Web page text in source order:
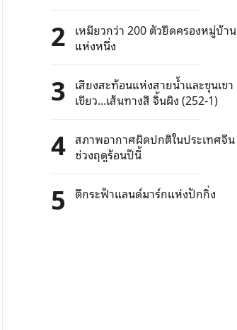
2 เหมียวกว่า 200 ตัวยึดครองหมู่บ้าน
แห่งหนึ่ง
3 เสียงสะท้อนแห่งสายน้ำและขุนเขา
เขียว...เส้นทางสี จิ้นผิง (252-1)
4 สภาพอากาศผิดปกติในประเทศจีน
ช่วงฤดูร้อนปีนี้
5 ตึกระฟ้าแลนด์มาร์กแห่งปักกิ่ง